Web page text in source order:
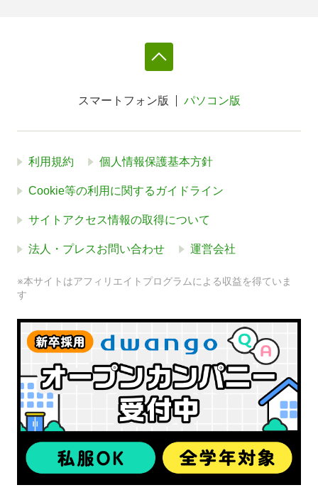
スマートフォン版 パソコン版
利用規約 個人情報保護基本方針
Cookie等の利用に関するガイドライン
サイトアクセス情報の取得について
法人・プレスお問い合わせ 運営会社
※本サイトはアフィリエイトプログラムによる収益を得ていま
す